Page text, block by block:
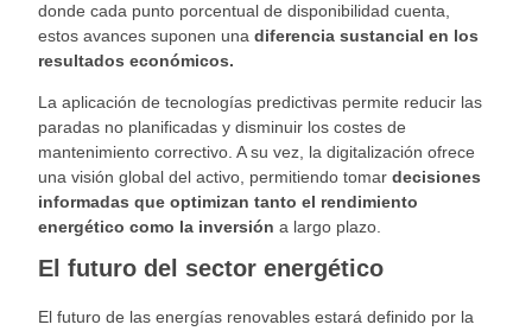
donde cada punto porcentual de disponibilidad cuenta,
estos avances suponen unadiferencia sustancial en los
resultados económicos.
La aplicación de tecnologías predictivas permite reducir las
paradas no planificadas y disminuir los costes de
mantenimiento correctivo. A su vez, la digitalización ofrece
una visión global del activo, permitiendo tomardecisiones
informadas que optimizan tanto el rendimiento
energético como la inversión a largo plazo.
El futuro del sector energético
El futuro de las energías renovables estará definido por la